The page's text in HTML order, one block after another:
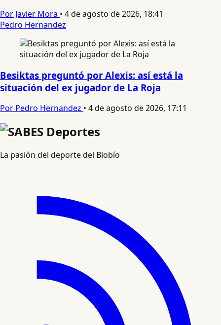
Por Javier Mora • 4 de agosto de 2026, 18:41
Pedro Hernandez
Besiktas preguntó por Alexis: así está la
situación del ex jugador de La Roja
Por Pedro Hernandez • 4 de agosto de 2026, 17:11
La pasión del deporte del Biobío